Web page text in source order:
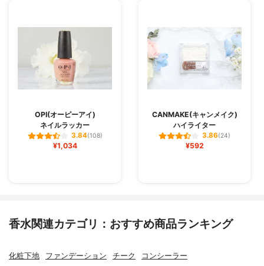
OPI(オーピーアイ)
ネイルラッカー
3.84(108)
¥1,034
CANMAKE(キャンメイク)
ハイライター
3.86(24)
¥592
香水関連カテゴリ：おすすめ商品ランキング
化粧下地 ファンデーション チーク コンシーラー